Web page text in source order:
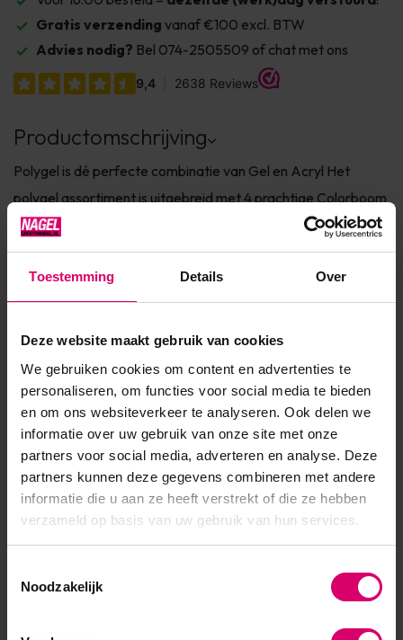
Toestemming Details Over
Deze website maakt gebruik van cookies
We gebruiken cookies om content en advertenties te
personaliseren, om functies voor social media te bieden
en om ons websiteverkeer te analyseren. Ook delen we
informatie over uw gebruik van onze site met onze
partners voor social media, adverteren en analyse. Deze
partners kunnen deze gegevens combineren met andere
informatie die u aan ze heeft verstrekt of die ze hebben
verzameld op basis van uw gebruik van hun services.
Noodzakelijk
Gratis verzending vanaf €100 excl. BTW
Advies nodig? Bel 074-2505509 of chat met ons
Productomschrijving
Polygel is dé perfecte combinatie van Gel en Acryl Het
polygel assortiment is uitgebreid met 4 prachtige Colorboom
tinten. Ideaal om in een handomdraai strakke colorboom nails
te creëren of te gebruiken voor een volledige gekleurde set.
Perfect voor een professionele look met eindeloze
mogelijkheden! Ontdek de kracht van Polygel, hét nagelpro...
Toon meer